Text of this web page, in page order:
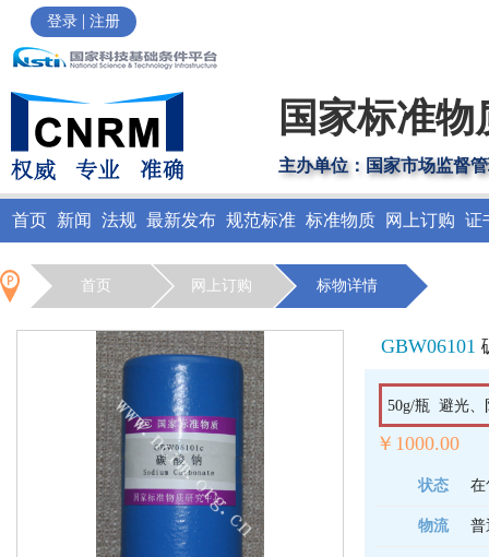
登录 | 注册
国家标准
主办单位：国家市场监督
首页 新闻 法规 最新发布 规范标准 标准物质 网上订购 证
首页 网上订购 标物详情
GBW06101
50g/瓶 避光、
￥1000.00
状态 在
物流 普